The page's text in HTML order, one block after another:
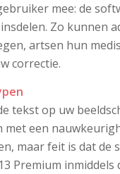
mee: de
Zo kunnen
artsen hun
correctie.
tekst op uw
een
maar feit is dat de
Premium inmiddels